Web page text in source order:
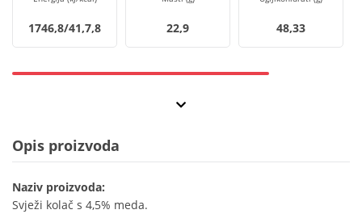
1746,8/41,7,8 22,9 48,33
Opis proizvoda
Naziv proizvoda:
Svježi kolač s 4,5% meda.